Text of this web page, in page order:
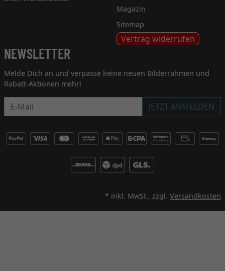
Magazin
Sitemap
Vertrag widerrufen
NEWSLETTER
Melde Dich an und verpasse keine neuen Bilderrahmen und
Rabatt-Aktionen mehr!
Newsletter
JETZT ANMELDEN
* inkl. MwSt., zzgl. Versandkosten